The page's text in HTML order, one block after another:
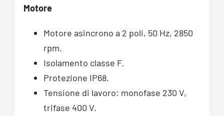
Motore
Motore asincrono a 2 poli, 50 Hz, 2850
rpm.
Isolamento classe F.
Protezione IP68.
Tensione di lavoro: monofase 230 V,
trifase 400 V.